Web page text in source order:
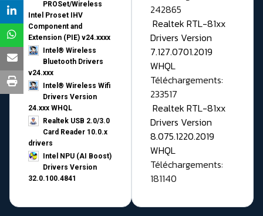
PROSet/Wireless
Intel Proset IHV
Component and
Extension (PIE) v24.xxxx
Intel® Wireless
Bluetooth Drivers
v24.xxx
Intel® Wireless Wifi
Drivers Version
24.xxx WHQL
Realtek USB 2.0/3.0
Card Reader 10.0.x
drivers
Intel NPU (AI Boost)
Drivers Version
32.0.100.4841
242865
Realtek RTL-81xx
Drivers Version
7.127.0701.2019
WHQL
Téléchargements:
233517
Realtek RTL-81xx
Drivers Version
8.075.1220.2019
WHQL
Téléchargements:
181140